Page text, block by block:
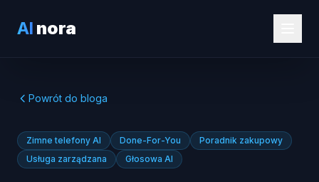
AI nora
Powrót do bloga
Zimne telefony AI Done-For-You
Poradnik zakupowy
Usługa zarządzana
Głosowa AI